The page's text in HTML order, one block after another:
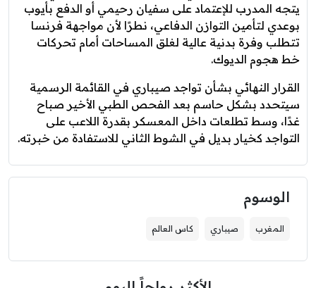
يتجه المدرب للإعتماد على سفيان رحيمي أو الدفع بأيوب
بوعدي لتأمين التوازن الدفاعي، نطرًا لأن مواجهة فرنسا
تتطلب وفرة بدنية عالية لغلق المساحات أمام تحركات
خط هجوم الديوك.
القرار النهائي بشأن تواجد صيباري في القائمة الرسمية
سيتحدد بشكل حاسم بعد الفحص الطبي الأخير صباح
غدًا، وسط تطلعات داخل المعسكر بقدرة اللاعب على
التواجد كخيار بديل في الشوط الثاني للاستفادة من خبرته.
الوسوم
المغرب صيباري كاس العالم